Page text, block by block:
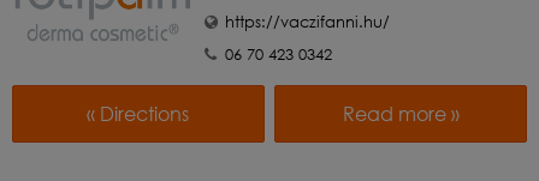
https://vaczifanni.hu/
06 70 423 0342
« Directions Read more »